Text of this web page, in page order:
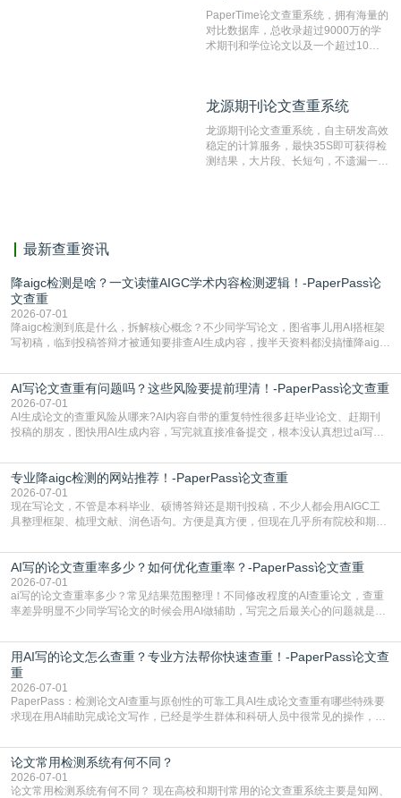
PaperTime论文查重系统，拥有海量的
对比数据库，总收录超过9000万的学
术期刊和学位论文以及一个超过10亿
对，利用指纹索引快速而精准地在云检
有相似的片段，该项技术检测速度快、
准确率高，市场反映良好。
龙源期刊论文查重系统
龙源期刊论文查重系统，自主研发高效
稳定的计算服务，最快35S即可获得检
测结果，大片段、长短句，不遗漏一处
最新查重资讯
降aigc检测是啥？一文读懂AIGC学术内容检测逻辑！-PaperPass论
文查重
2026-07-01
降aigc检测到底是什么，拆解核心概念？不少同学写论文，图省事儿用AI搭框架
写初稿，临到投稿答辩才被通知要排查AI生成内容，搜半天资料都没搞懂降aigc
怕是已经入行的科研人员，不少人也搞不清降aigc检测是啥，对相关要求摸不
准。其实，降aigc检测是伴随AIGC工具在学术领域普及诞生的新需求，核心是为
了满足现在高校、期刊对AI生
AI写论文查重有问题吗？这些风险要提前理清！-PaperPass论文查重
2026-07-01
AI生成论文的查重风险从哪来?AI内容自带的重复特性很多赶毕业论文、赶期刊
投稿的朋友，图快用AI生成内容，写完就直接准备提交，根本没认真想过ai写论
自带不可忽视的查重风险。AI训练依赖海量公开的文本数据，生成内容本质是基
于训练数据的概率拼接，不是从零开始的原创创作。生成过程中，很容易复用已
有的高频公共表述，甚至直接拼接已经公开
专业降aigc检测的网站推荐！-PaperPass论文查重
2026-07-01
现在写论文，不管是本科毕业、硕博答辩还是期刊投稿，不少人都会用AIGC工
具整理框架、梳理文献、润色语句。方便是真方便，但现在几乎所有院校和期刊
五遍还是过不了预检测的大有人在，这时候，找到靠谱的降AIGC检测率的网
站，就能少走好多弯路。PaperPass：守护学术原创性的智能伙伴AIGC生成内
容的学术合规痛点去年帮一个本科师弟改
AI写的论文查重率多少？如何优化查重率？-PaperPass论文查重
2026-07-01
ai写的论文查重率多少？常见结果范围整理！不同修改程度的AI查重论文，查重
率差异明显不少同学写论文的时候会用AI做辅助，写完之后最关心的问题就是ai
实际情况和大家想的不太一样。AI训练依赖海量公开学术文献、网络内容，生成
内容本质是按照语义概率拼接已有内容，很容易和已发布的作品撞重复，甚至会
直接引用整段已有内容，所以查重率偏高是
用AI写的论文怎么查重？专业方法帮你快速查重！-PaperPass论文查
重
2026-07-01
PaperPass：检测论文AI查重与原创性的可靠工具AI生成论文查重有哪些特殊要
求现在用AI辅助完成论文写作，已经是学生群体和科研人员中很常见的操作，不
但很多人忽略了，AI生成的内容天生带有重复风险——训练AI的数据集本身就包
含大量已公开的学术内容、网络原创内容，AI输出内容时很容易无意识拼接出重
复片
论文常用检测系统有何不同？
2026-07-01
论文常用检测系统有何不同？ 现在高校和期刊常用的论文查重系统主要是知网、